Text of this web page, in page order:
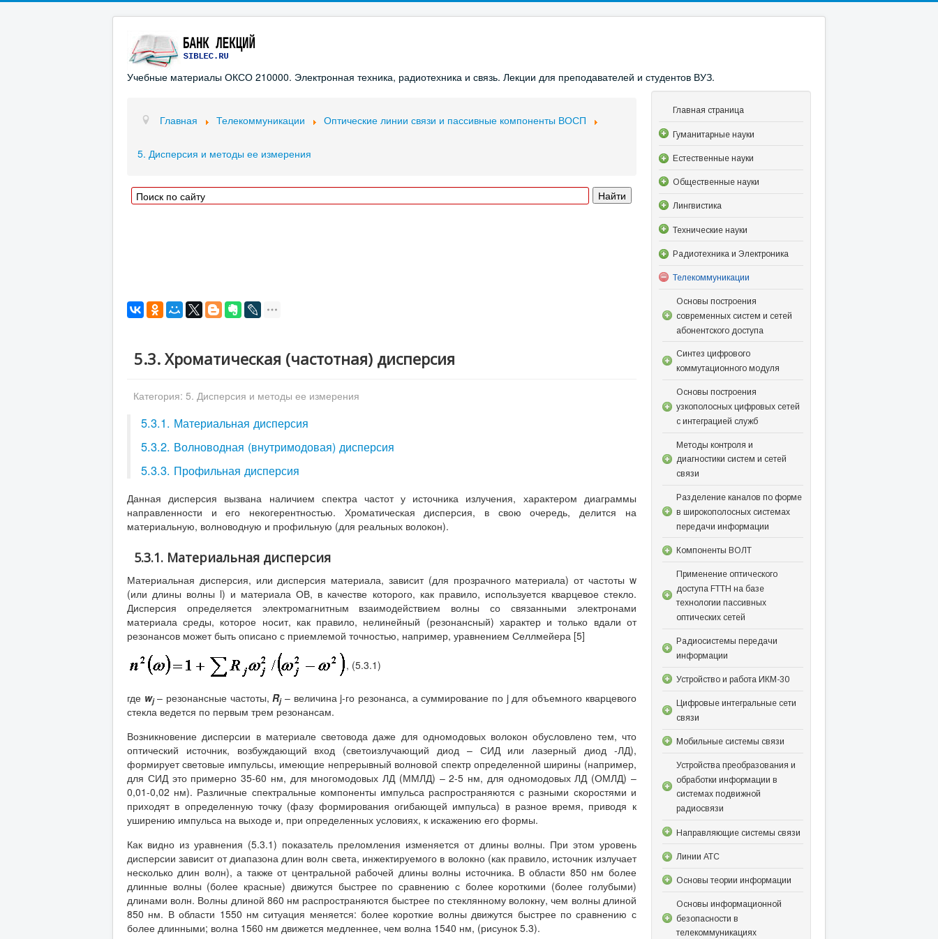
Учебные материалы ОКСО 210000. Электронная техника, радиотехника и связь. Лекции для преподавателей и студентов ВУЗ.
Главная Телекоммуникации Оптические линии связи и пассивные компоненты ВОСП
5. Дисперсия и методы ее измерения
5.3. Хроматическая (частотная) дисперсия
Категория: 5. Дисперсия и методы ее измерения
5.3.1. Материальная дисперсия
5.3.2. Волноводная (внутримодовая) дисперсия
5.3.3. Профильная дисперсия
Данная дисперсия вызвана наличием спектра частот у источника излучения, характером диаграммы
направленности и его некогерентностью. Хроматическая дисперсия, в свою очередь, делится на
материальную, волноводную и профильную (для реальных волокон).
5.3.1. Материальная дисперсия
Материальная дисперсия, или дисперсия материала, зависит (для прозрачного материала) от частоты w
(или длины волны l) и материала ОВ, в качестве которого, как правило, используется кварцевое стекло.
Дисперсия определяется электромагнитным взаимодействием волны со связанными электронами
материала среды, которое носит, как правило, нелинейный (резонансный) характер и только вдали от
резонансов может быть описано с приемлемой точностью, например, уравнением Селлмейера [5]
, (5.3.1)
где wj– резонансные частоты,Rj– величина j-го резонанса, а суммирование по j для объемного кварцевого
стекла ведется по первым трем резонансам.
Возникновение дисперсии в материале световода даже для одномодовых волокон обусловлено тем, что
оптический источник, возбуждающий вход (светоизлучающий диод – СИД или лазерный диод -ЛД),
формирует световые импульсы, имеющие непрерывный волновой спектр определенной ширины (например,
для СИД это примерно 35-60 нм, для многомодовых ЛД (ММЛД) – 2-5 нм, для одномодовых ЛД (ОМЛД) –
0,01-0,02 нм). Различные спектральные компоненты импульса распространяются с разными скоростями и
приходят в определенную точку (фазу формирования огибающей импульса) в разное время, приводя к
уширению импульса на выходе и, при определенных условиях, к искажению его формы.
Как видно из уравнения (5.3.1) показатель преломления изменяется от длины волны. При этом уровень
дисперсии зависит от диапазона длин волн света, инжектируемого в волокно (как правило, источник излучает
несколько длин волн), а также от центральной рабочей длины волны источника. В области 850 нм более
длинные волны (более красные) движутся быстрее по сравнению с более короткими (более голубыми)
длинами волн. Волны длиной 860 нм распространяются быстрее по стеклянному волокну, чем волны длиной
850 нм. В области 1550 нм ситуация меняется: более короткие волны движутся быстрее по сравнению с
более длинными; волна 1560 нм движется медленнее, чем волна 1540 нм, (рисунок 5.3).
Главная страница
Гуманитарные науки
Естественные науки
Общественные науки
Лингвистика
Технические науки
Радиотехника и Электроника
Телекоммуникации
Основы построения
современных систем и сетей
абонентского доступа
Синтез цифрового
коммутационного модуля
Основы построения
узкополосных цифровых сетей
с интеграцией служб
Методы контроля и
диагностики систем и сетей
связи
Разделение каналов по форме
в широкополосных системах
передачи информации
Компоненты ВОЛТ
Применение оптического
доступа FTTH на базе
технологии пассивных
оптических сетей
Радиосистемы передачи
информации
Устройство и работа ИКМ-30
Цифровые интегральные сети
связи
Мобильные системы связи
Устройства преобразования и
обработки информации в
системах подвижной
радиосвязи
Направляющие системы связи
Линии АТС
Основы теории информации
Основы информационной
безопасности в
телекоммуникациях